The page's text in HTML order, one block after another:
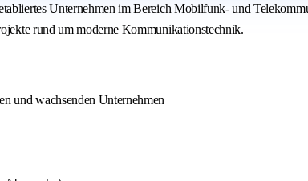
Unternehmen im Bereich Mobilfunk- und
rund um moderne Kommunikationstechnik.
und wachsenden Unternehmen